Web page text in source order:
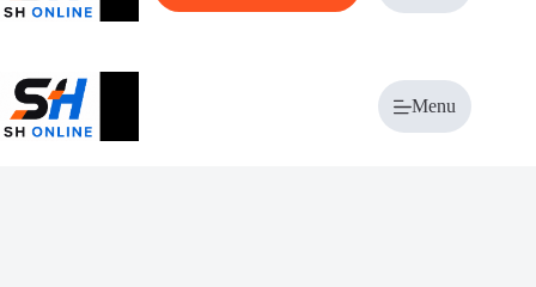
Menu